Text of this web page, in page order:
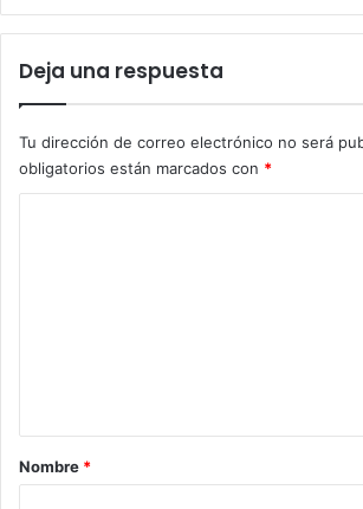
Deja una respuesta
Tu dirección de correo electrónico no será
obligatorios están marcados con *
rNombre *